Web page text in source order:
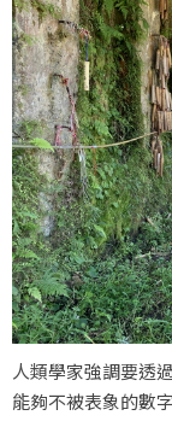
人類學家強調要透
能夠不被表象的數